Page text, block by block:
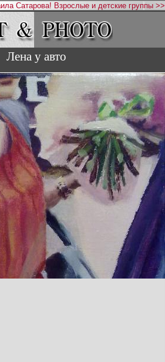
Сатарова! Взрослые и детские группы >>
Лена у авто